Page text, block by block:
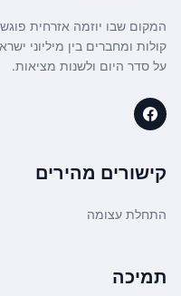
המקום שבו יוזמה אזרחית
קולות ומחברים בין מיליוני
על סדר היום ולשנות מציאות.
קישורים מהירים
התחלת עצומה
תמיכה